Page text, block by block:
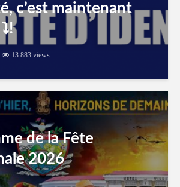
c’est maintenant
13 883 views
de la Fête
2026